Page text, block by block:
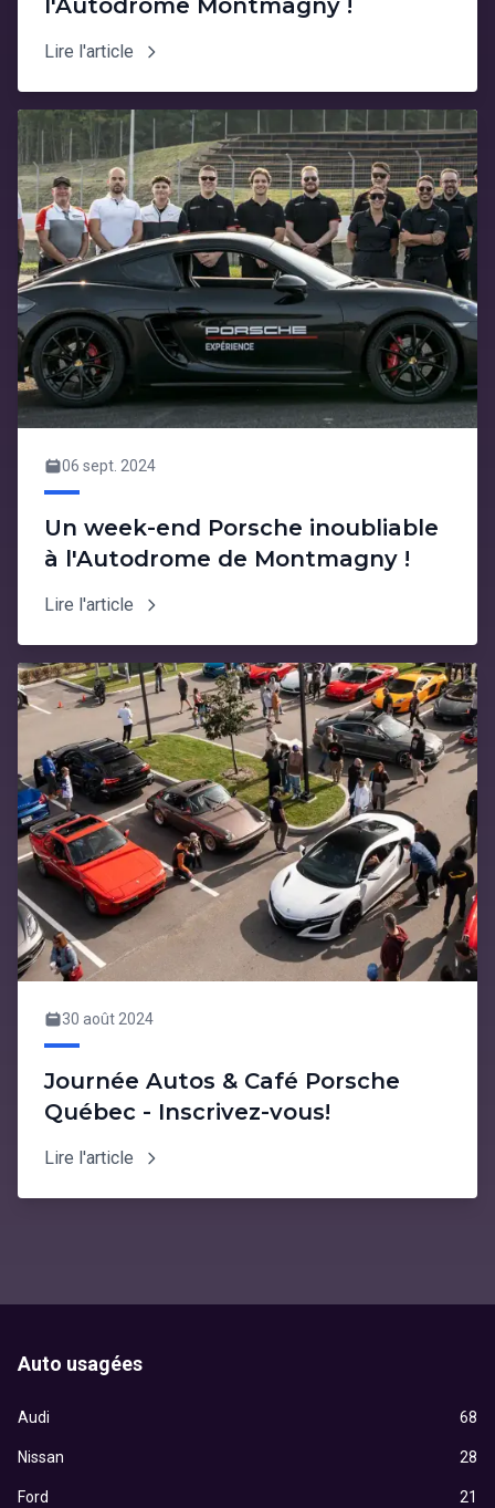
l'Autodrome Montmagny !
Lire l'article
06 sept. 2024
Un week-end Porsche inoubliable
à l'Autodrome de Montmagny !
Lire l'article
30 août 2024
Journée Autos & Café Porsche
Québec - Inscrivez-vous!
Lire l'article
Auto usagées
Audi 68
Nissan 28
Ford 21